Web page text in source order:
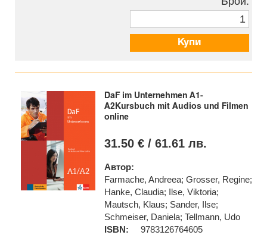
Купи
DaF im Unternehmen A1-
A2Kursbuch mit Audios und Filmen
online
31.50 € / 61.61 лв.
Автор:
Farmache, Andreea; Grosser, Regine;
Hanke, Claudia; Ilse, Viktoria;
Mautsch, Klaus; Sander, Ilse;
Schmeiser, Daniela; Tellmann, Udo
ISBN:
9783126764605